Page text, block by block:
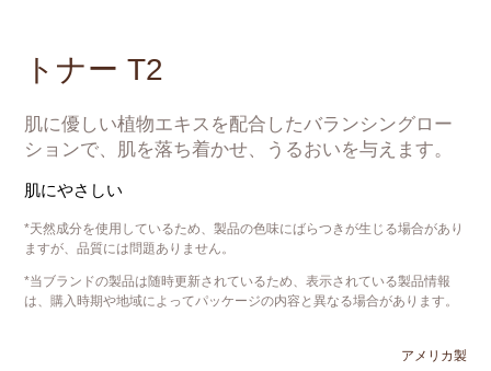
トナー T2
肌に優しい植物エキスを配合したバランシングロー
ションで、肌を落ち着かせ、うるおいを与えます。
肌にやさしい
*天然成分を使用しているため、製品の色味にばらつきが生じる場合があり
ますが、品質には問題ありません。
*当ブランドの製品は随時更新されているため、表示されている製品情報
は、購入時期や地域によってパッケージの内容と異なる場合があります。
アメリカ製